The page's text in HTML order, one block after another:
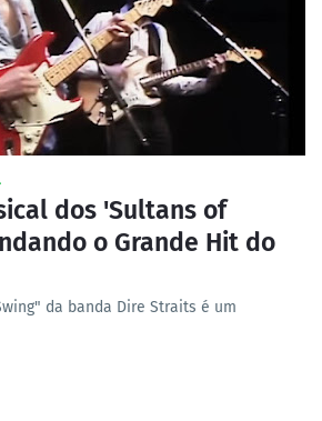
dos 'Sultans of
o Grande Hit do
da banda Dire Straits é um